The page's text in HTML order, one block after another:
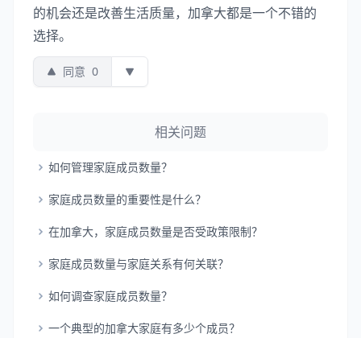
的机会还是改善生活质量，加拿大都是一个不错的
选择。
同意 0
相关问题
如何管理家庭成员数量？
家庭成员数量的重要性是什么？
在加拿大，家庭成员数量是否受政策限制？
家庭成员数量与家庭关系有何关联？
如何调查家庭成员数量？
一个典型的加拿大家庭有多少个成员？